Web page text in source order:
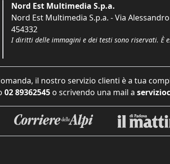
Nord Est Multimedia S.p.a.
Nord Est Multimedia S.p.a. - Via Alessandro
454332
I diritti delle immagini e dei testi sono riservati. È
il nostro servizio clienti è a tua
02 89362545 o scrivendo una mail a